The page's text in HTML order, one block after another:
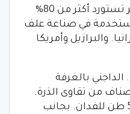
الأوكرانية، لافتاً إلى. أن مصر تستورد أكثر من 80%
في صناعة علف
والبرازيل وأمريكا
بالغرفة
من تقاوى الذرة.
التي تعطى إنتاجية أكثر من 5 طن للفدان. بجانب